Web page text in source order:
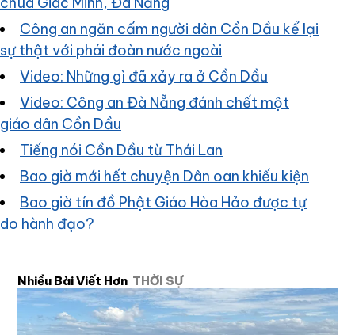
Công an ngăn cấm người dân Cồn Dầu kể lại
sự thật với phái đoàn nước ngoài
Video: Những gì đã xảy ra ở Cồn Dầu
Video: Công an Đà Nẵng đánh chết một
giáo dân Cồn Dầu
Tiếng nói Cồn Dầu từ Thái Lan
Bao giờ mới hết chuyện Dân oan khiếu kiện
Bao giờ tín đồ Phật Giáo Hòa Hảo được tự
do hành đạo?
Nhiều Bài Viết Hơn THỜI SỰ